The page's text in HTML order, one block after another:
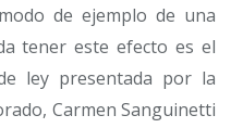
de ejemplo de una
tener este efecto es el
ley presentada por la
Carmen Sanguinetti